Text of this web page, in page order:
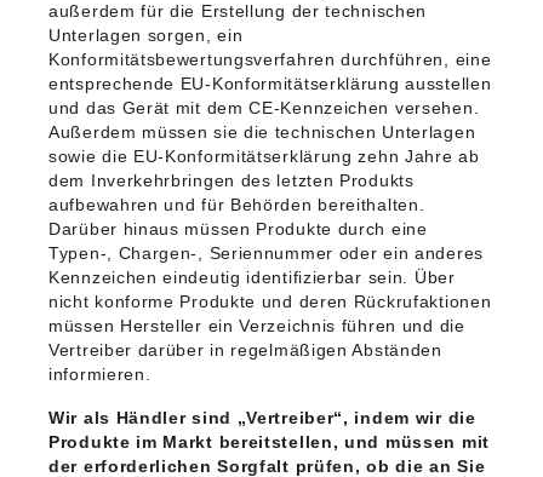
außerdem für die Erstellung der technischen
Unterlagen sorgen, ein
Konformitätsbewertungsverfahren durchführen, eine
entsprechende EU-Konformitätserklärung ausstellen
und das Gerät mit dem CE-Kennzeichen versehen.
Außerdem müssen sie die technischen Unterlagen
sowie die EU-Konformitätserklärung zehn Jahre ab
dem Inverkehrbringen des letzten Produkts
aufbewahren und für Behörden bereithalten.
Darüber hinaus müssen Produkte durch eine
Typen-, Chargen-, Seriennummer oder ein anderes
Kennzeichen eindeutig identifizierbar sein. Über
nicht konforme Produkte und deren Rückrufaktionen
müssen Hersteller ein Verzeichnis führen und die
Vertreiber darüber in regelmäßigen Abständen
informieren.
Wir als Händler sind „Vertreiber“, indem wir die
Produkte im Markt bereitstellen, und müssen mit
der erforderlichen Sorgfalt prüfen, ob die an Sie